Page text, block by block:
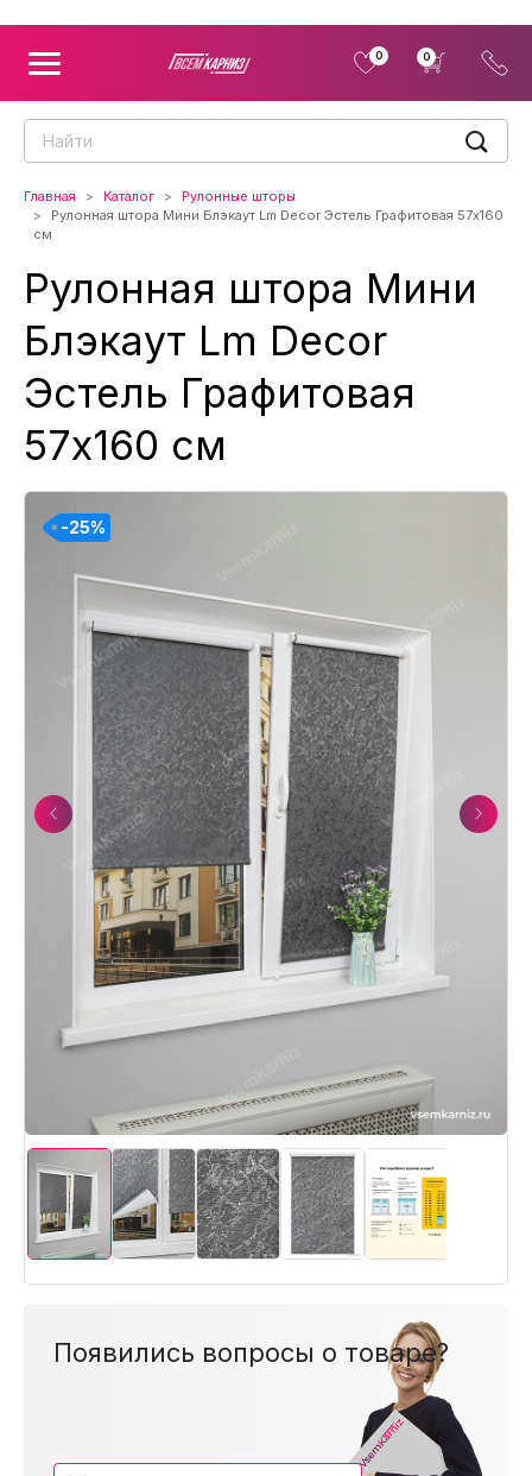
0 0
Главная Каталог
Рулонные шторы
Рулонная штора Мини Блэкаут Lm Decor Эстель Графитовая 57x160
см
Рулонная штора Мини
Блэкаут Lm Decor
Эстель Графитовая
57x160 см
Previous
-25%
-25%
-25%
-25%
-25%
-25%
-25%
-25%
-25%
-25%
-25%
Next
Появились вопросы о товаре?